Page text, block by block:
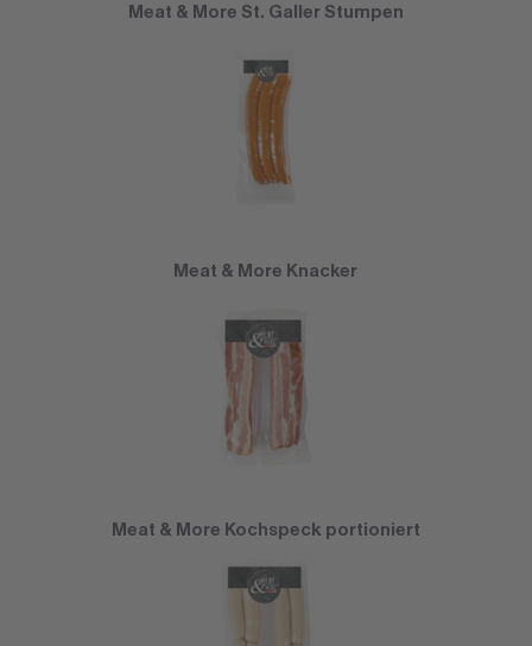
Meat & More St. Galler Stumpen
Meat & More Knacker
Meat & More Kochspeck portioniert